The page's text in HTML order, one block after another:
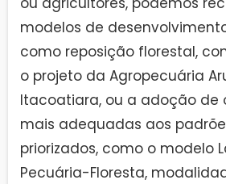
modelos de
como reposição florestal,
o projeto da Agropecuária
Itacoatiara, ou a adoção de
mais adequadas aos
priorizados, como o modelo
Pecuária-Floresta,